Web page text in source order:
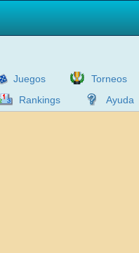
Juegos
Torneos
Rankings
Ayuda